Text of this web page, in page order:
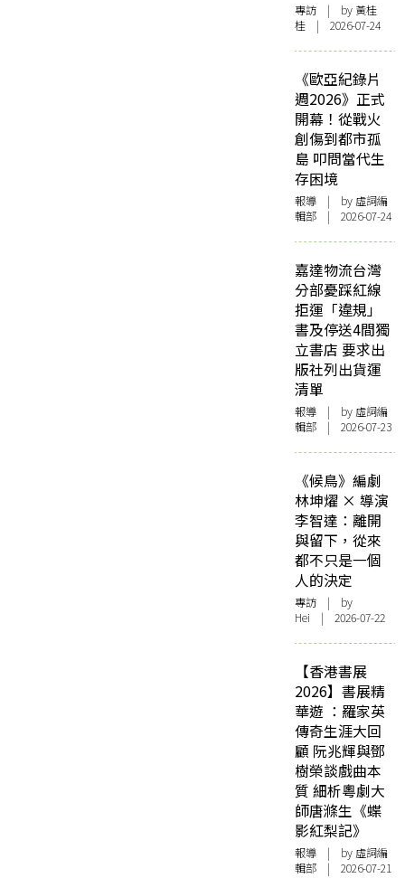
專訪 | by 黃桂
桂 | 2026-07-24
《歐亞紀錄片
週2026》正式
開幕！從戰火
創傷到都市孤
島 叩問當代生
存困境
報導 | by 虛詞編
輯部 | 2026-07-24
嘉達物流台灣
分部憂踩紅線
拒運「違規」
書及停送4間獨
立書店 要求出
版社列出貨運
清單
報導 | by 虛詞編
輯部 | 2026-07-23
《候鳥》編劇
林坤燿 × 導演
李智達：離開
與留下，從來
都不只是一個
人的決定
專訪 | by
Hei | 2026-07-22
【香港書展
2026】書展精
華遊 ：羅家英
傳奇生涯大回
顧 阮兆輝與鄧
樹榮談戲曲本
質 細析粵劇大
師唐滌生《蝶
影紅梨記》
報導 | by 虛詞編
輯部 | 2026-07-21